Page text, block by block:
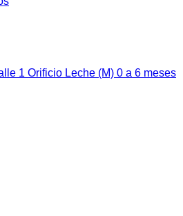
1 Orificio Leche (M) 0 a 6 meses